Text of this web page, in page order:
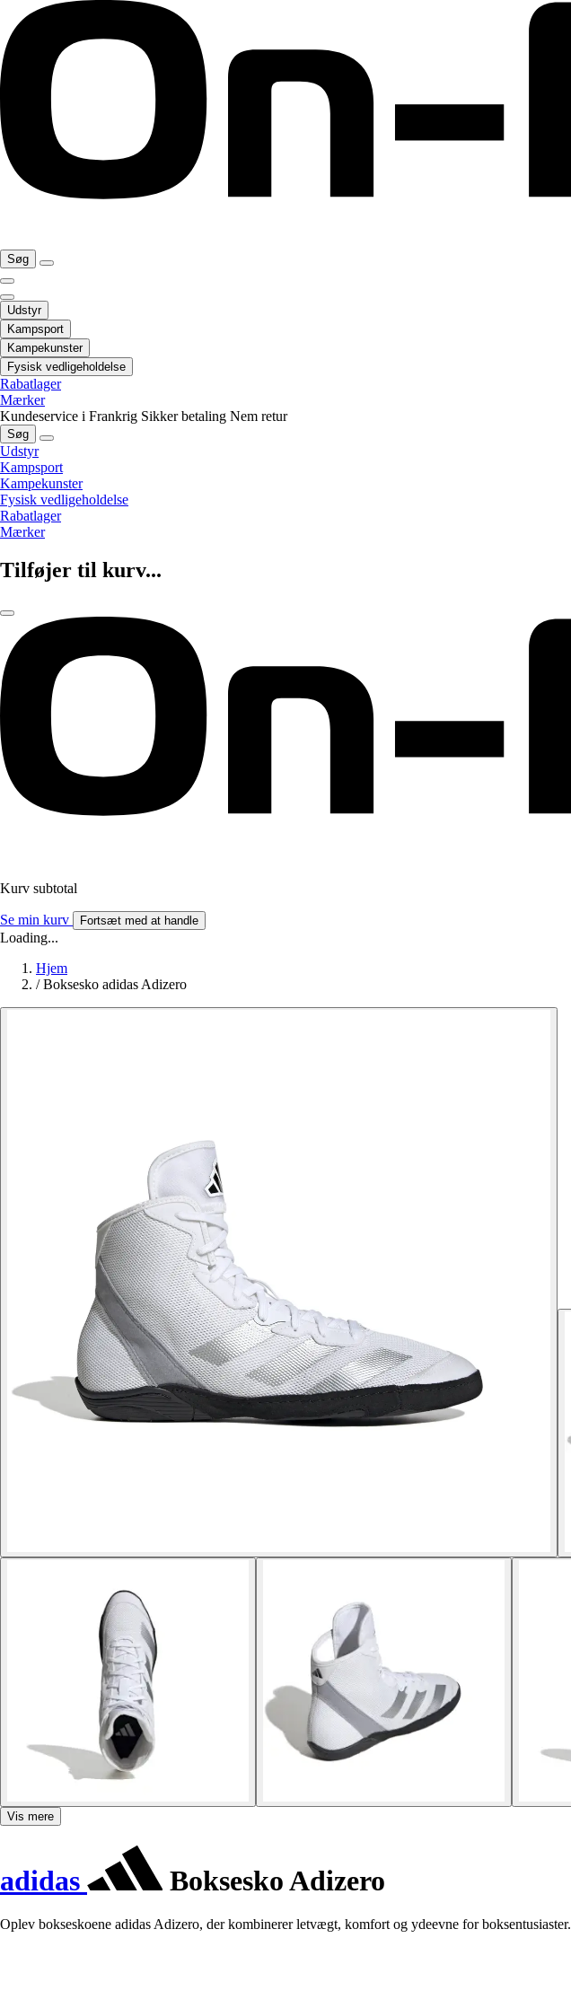
Søg
Udstyr
Kampsport
Kampekunster
Fysisk vedligeholdelse
Rabatlager
Mærker
Kundeservice i Frankrig Sikker betaling Nem retur
Søg
Udstyr
Kampsport
Kampekunster
Fysisk vedligeholdelse
Rabatlager
Mærker
Tilføjer til kurv...
Kurv subtotal
Se min kurv Fortsæt med at handle
Loading...
Hjem
/ Boksesko adidas Adizero
Vis mere
adidas Boksesko Adizero
Oplev bokseskoene adidas Adizero, der kombinerer letvægt, komfort og ydeevne for boksentusiaster.